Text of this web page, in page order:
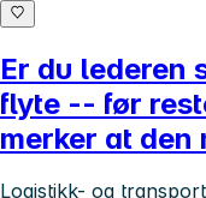
Er du lederen
flyte -- før
merker at den
Logistikk- og